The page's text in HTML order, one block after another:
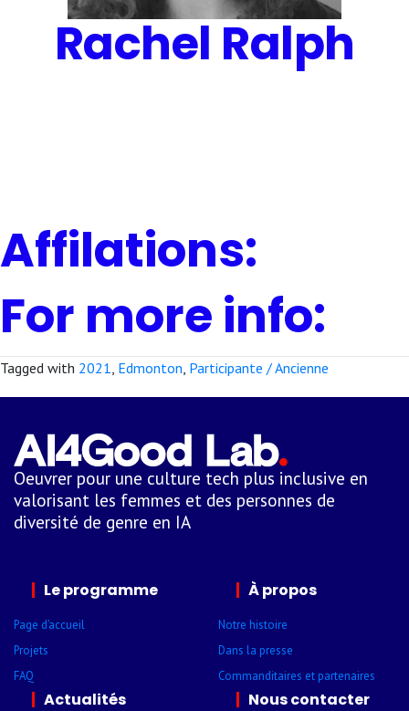
Rachel Ralph
Affilations:
For more info:
Tagged with 2021 Edmonton Participante / Ancienne
Oeuvrer pour une culture tech plus inclusive en
valorisant les femmes et des personnes de
diversité de genre en IA
Le programme
Page d’accueil
Projets
FAQ
À propos
Notre histoire
Dans la presse
Comman­ditaires et parte­naires
Actualités Nous contacter